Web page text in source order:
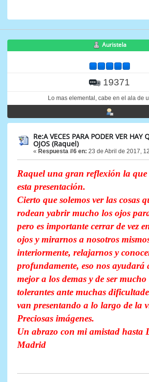
Auristela
19371
Lo mas elemental, cabe en el ala de
Re:A VECES PARA PODER VER HAY
OJOS (Raquel)
« Respuesta #6 en: 23 de Abril de 2017,
Raquel una gran reflexión la que
esta presentación.
Cierto que solemos ver las cosas
rodean yabrir mucho los ojos
pero es importante cerrar de vez
ojos y mirarnos a nosotros
interiormente, relajarnos y
profundamente, eso nos ayudará
mejor a los demas y de ser mucho
tolerantes ante muchas
van presentando a lo largo de la
Preciosas imágenes.
Un abrazo con mi amistad hasta
Madrid